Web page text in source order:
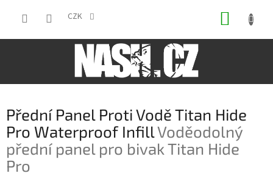
CZK
Přední Panel Proti Vodě Titan Hide
Pro Waterproof InfillVoděodolný
přední panel pro bivak Titan Hide
Pro